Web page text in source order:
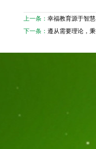
上一条： 幸福教育源于智
下一条： 遵从需要理论，